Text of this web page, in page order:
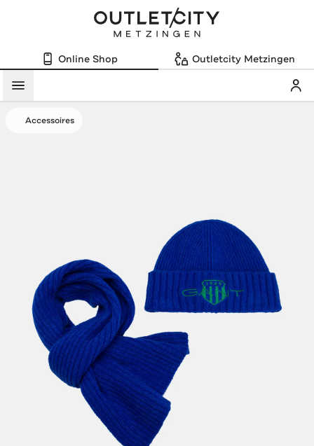
Online Shop Outletcity Metzingen
Menü
Accessoires